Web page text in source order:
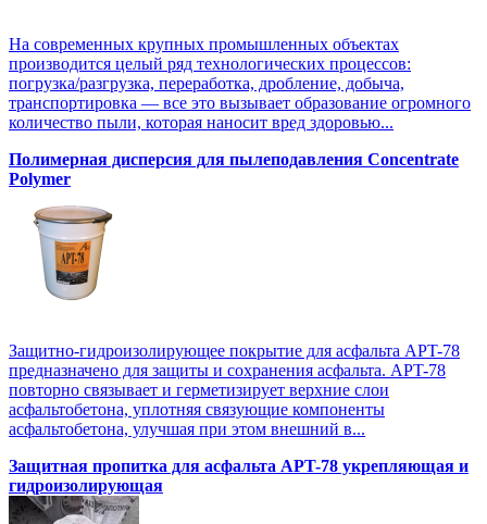
На современных крупных промышленных объектах
производится целый ряд технологических процессов:
погрузка/разгрузка, переработка, дробление, добыча,
транспортировка — все это вызывает образование огромного
количество пыли, которая наносит вред здоровью...
Полимерная дисперсия для пылеподавления Concentrate
Polymer
Защитно-гидроизолирующее покрытие для асфальта APT-78
предназначено для защиты и сохранения асфальта. APT-78
повторно связывает и герметизирует верхние слои
асфальтобетона, уплотняя связующие компоненты
асфальтобетона, улучшая при этом внешний в...
Защитная пропитка для асфальта APT-78 укрепляющая и
гидроизолирующая